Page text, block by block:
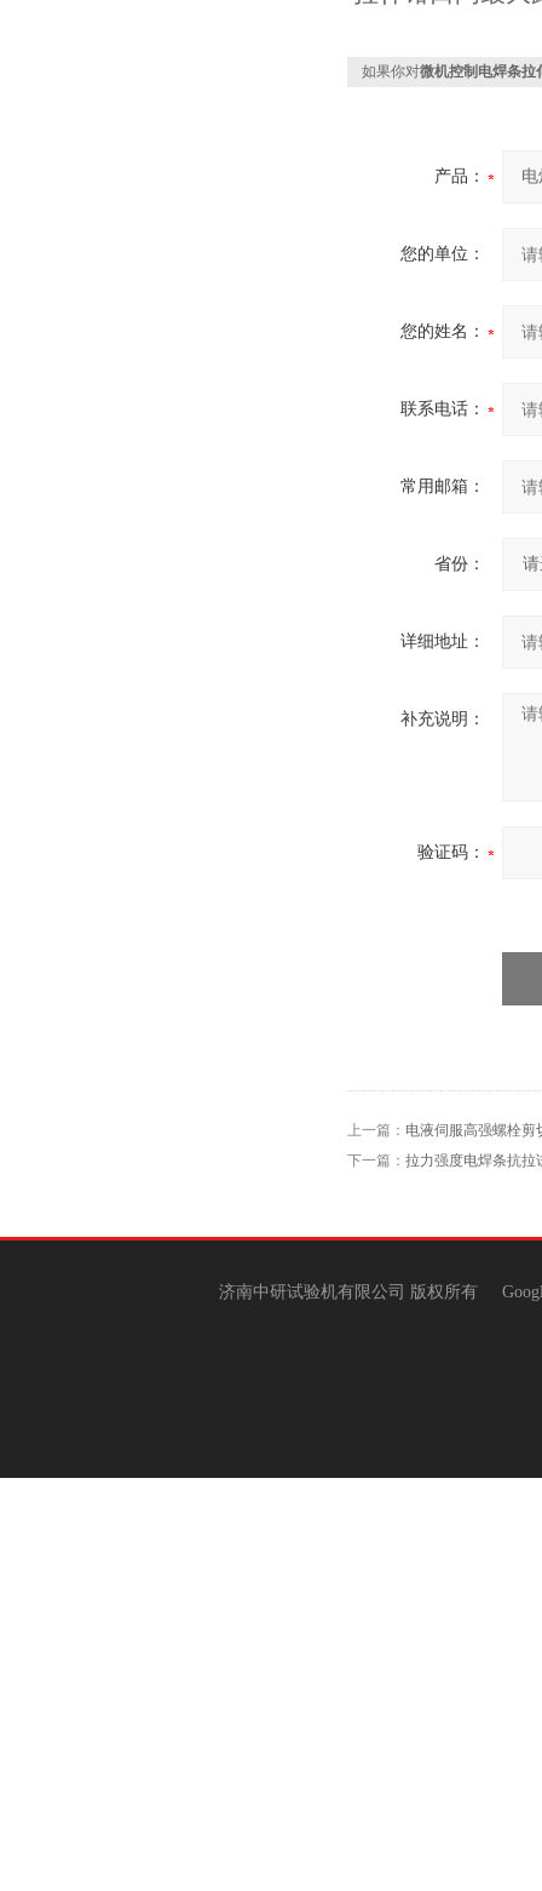
如果你对微机控制电焊条拉
产品：
您的单位：
您的姓名：
联系电话：
常用邮箱：
省份：
详细地址：
补充说明：
验证码：
上一篇： 电液伺服高强螺栓剪
下一篇： 拉力强度电焊条抗拉
济南中研试验机有限公司 版权所有